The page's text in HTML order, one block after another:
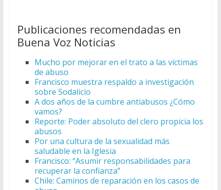
Publicaciones recomendadas en
Buena Voz Noticias
Mucho por mejorar en el trato a las víctimas
de abuso
Francisco muestra respaldo a investigación
sobre Sodalicio
A dos años de la cumbre antiabusos ¿Cómo
vamos?
Reporte: Poder absoluto del clero propicia los
abusos
Por una cultura de la sexualidad más
saludable en la Iglesia
Francisco: “Asumir responsabilidades para
recuperar la confianza”
Chile: Caminos de reparación en los casos de